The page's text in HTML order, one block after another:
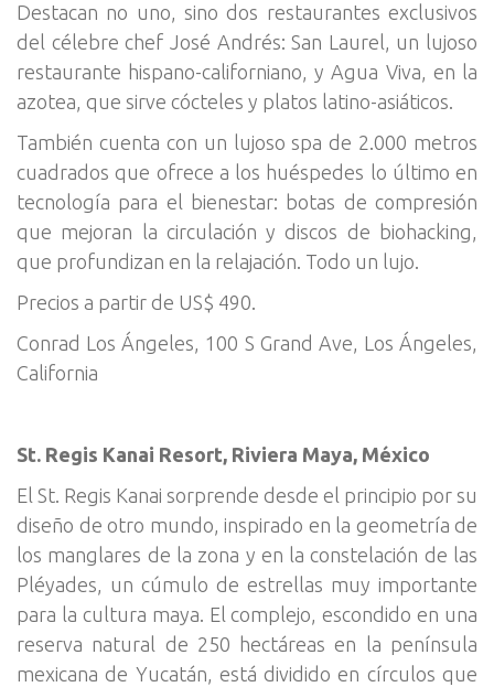
Destacan no uno, sino dos restaurantes exclusivos
del célebre chef José Andrés: San Laurel, un lujoso
restaurante hispano-californiano, y Agua Viva, en la
azotea, que sirve cócteles y platos latino-asiáticos.
También cuenta con un lujoso spa de 2.000 metros
cuadrados que ofrece a los huéspedes lo último en
tecnología para el bienestar: botas de compresión
que mejoran la circulación y discos de biohacking,
que profundizan en la relajación. Todo un lujo.
Precios a partir de US$ 490.
Conrad Los Ángeles, 100 S Grand Ave, Los Ángeles,
California
St. Regis Kanai Resort, Riviera Maya, México
El St. Regis Kanai sorprende desde el principio por su
diseño de otro mundo, inspirado en la geometría de
los manglares de la zona y en la constelación de las
Pléyades, un cúmulo de estrellas muy importante
para la cultura maya. El complejo, escondido en una
reserva natural de 250 hectáreas en la península
mexicana de Yucatán, está dividido en círculos que